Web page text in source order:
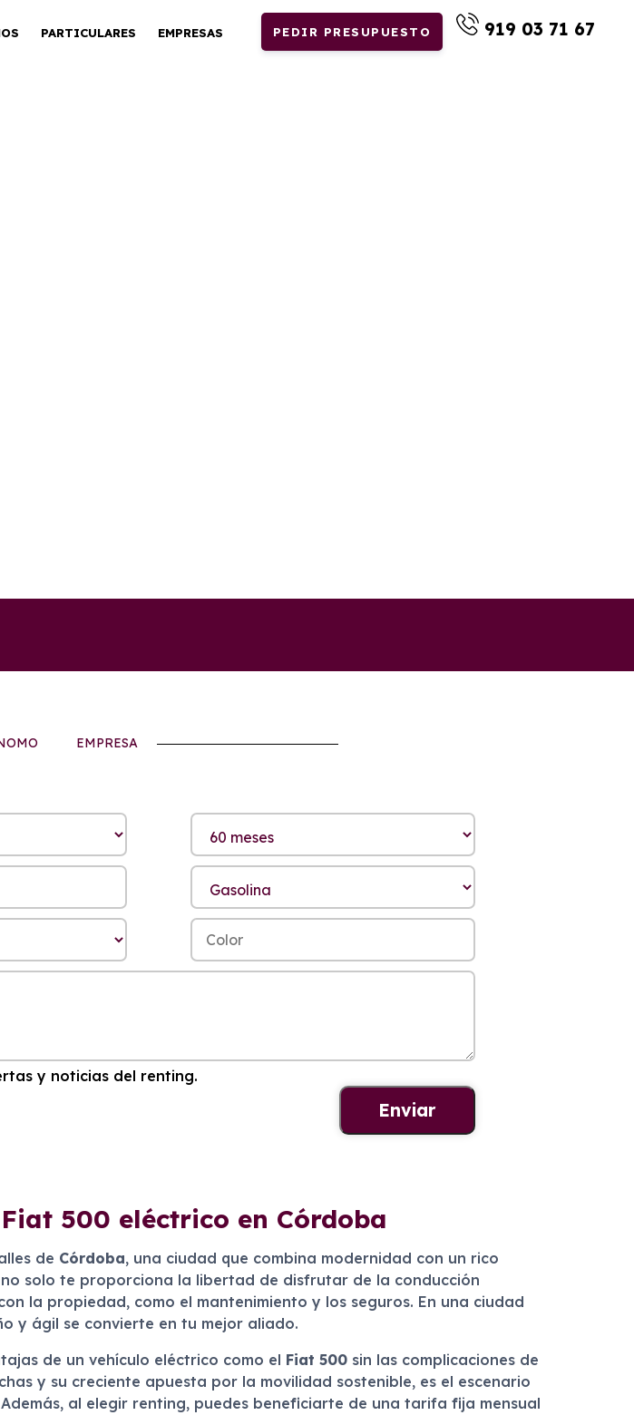
PARTICULARES EMPRESAS PEDIR PRESUPUESTO 919 03 71 67
EMPRESA
y noticias del renting.
500 eléctrico en Córdoba
de Córdoba, una ciudad que combina modernidad con un rico
solo te proporciona la libertad de disfrutar de la conducción
la propiedad, como el mantenimiento y los seguros. En una ciudad
y ágil se convierte en tu mejor aliado.
de un vehículo eléctrico como el Fiat 500sin las complicaciones de
y su creciente apuesta por la movilidad sostenible, es el escenario
al elegir renting, puedes beneficiarte de una tarifa fija mensual